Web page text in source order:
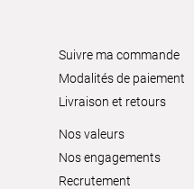
Suivre ma commande
Modalités de paiement
Livraison et retours
Nos valeurs
Nos engagements
Recrutement